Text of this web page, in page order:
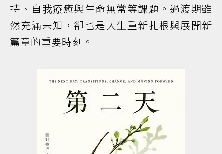
持、自我療癒與生命無常等課題。過渡期雖
然充滿未知，卻也是人生重新扎根與展開新
篇章的重要時刻。